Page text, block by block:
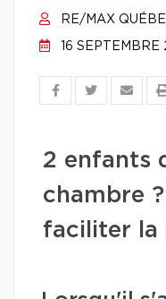
RE/MAX
16 SEPTEMBRE
2 enfants
chambre
faciliter la